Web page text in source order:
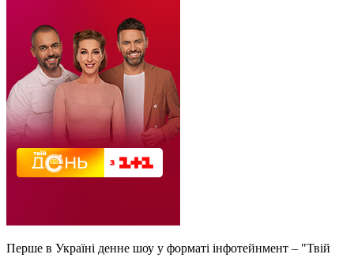
Перше в Україні денне шоу у форматі інфотейнмент – "Твій